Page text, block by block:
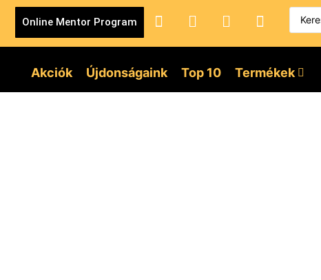
Online Mentor Program
Akciók Újdonságaink Top 10 Termékek